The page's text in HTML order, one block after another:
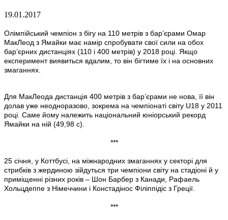
19.01.2017
Олімпійський чемпіон з бігу на 110 метрів з бар’єрами Омар
МакЛеод з Ямайки має намір спробувати свої сили на обох
бар’єрних дистанціях (110 і 400 метрів) у 2018 році. Якщо
експеримент виявиться вдалим, то він бігтиме їх і на основних
змаганнях.
Для МакЛеода дистанція 400 метрів з бар’єрами не нова, її він
долав уже неодноразово, зокрема на чемпіонаті світу U18 у 2011
році. Саме йому належить національний юніорський рекорд
Ямайки на ній (49,98 с).
***
25 січня, у Коттбусі, на міжнародних змаганнях у секторі для
стрибків з жердиною зійдуться три чемпіони світу на стадіоні й у
приміщенні різних років – Шон Барбер з Канади, Рафаель
Хольцдеппе з Німеччини і Констадінос Філіппідіс з Греції.
***